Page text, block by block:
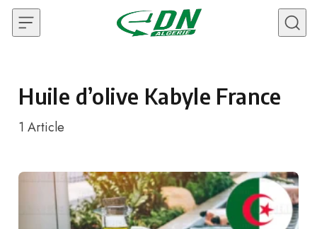
Skip to content
Huile d’olive Kabyle France
1 Article